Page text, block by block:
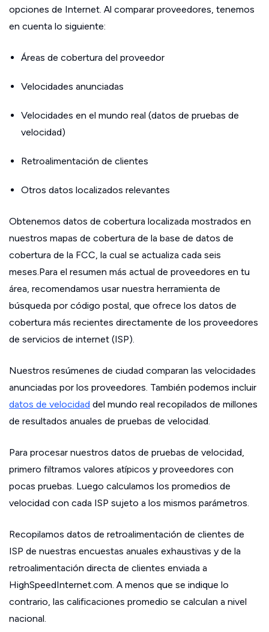
opciones de Internet. Al comparar proveedores, tenemos
en cuenta lo siguiente:
Áreas de cobertura del proveedor
Velocidades anunciadas
Velocidades en el mundo real (datos de pruebas de
velocidad)
Retroalimentación de clientes
Otros datos localizados relevantes
Obtenemos datos de cobertura localizada mostrados en
nuestros mapas de cobertura de la base de datos de
cobertura de la FCC, la cual se actualiza cada seis
meses.Para el resumen más actual de proveedores en tu
área, recomendamos usar nuestra herramienta de
búsqueda por código postal, que ofrece los datos de
cobertura más recientes directamente de los proveedores
de servicios de internet (ISP).
Nuestros resúmenes de ciudad comparan las velocidades
anunciadas por los proveedores. También podemos incluir
datos de velocidad del mundo real recopilados de millones
de resultados anuales de pruebas de velocidad.
Para procesar nuestros datos de pruebas de velocidad,
primero filtramos valores atípicos y proveedores con
pocas pruebas. Luego calculamos los promedios de
velocidad con cada ISP sujeto a los mismos parámetros.
Recopilamos datos de retroalimentación de clientes de
ISP de nuestras encuestas anuales exhaustivas y de la
retroalimentación directa de clientes enviada a
HighSpeedInternet.com. A menos que se indique lo
contrario, las calificaciones promedio se calculan a nivel
nacional.